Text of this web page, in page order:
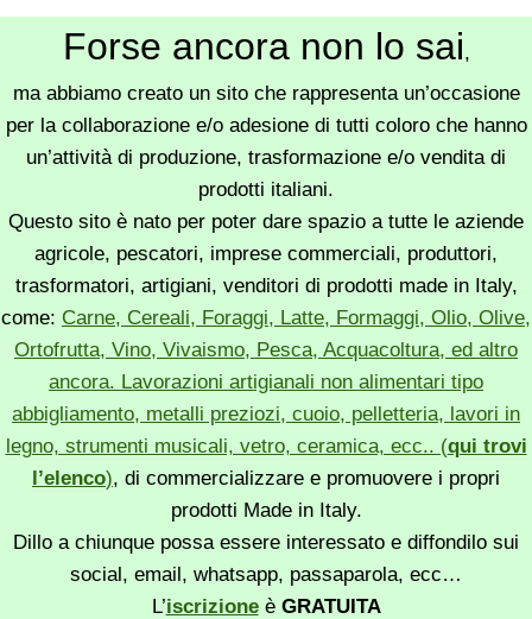
Forse ancora non lo sai,
ma abbiamo creato un sito che rappresenta un’occasione
per la collaborazione e/o adesione di tutti coloro che hanno
un’attività di produzione, trasformazione e/o vendita di
prodotti italiani.
Questo sito è nato per poter dare spazio a tutte le aziende
agricole, pescatori, imprese commerciali, produttori,
trasformatori, artigiani, venditori di prodotti made in Italy,
come: Carne, Cereali, Foraggi, Latte, Formaggi, Olio, Olive,
Ortofrutta, Vino, Vivaismo, Pesca, Acquacoltura, ed altro
ancora. Lavorazioni artigianali non alimentari tipo
abbigliamento, metalli preziozi, cuoio, pelletteria, lavori in
legno, strumenti musicali, vetro, ceramica, ecc.. (qui trovi
l’elenco), di commercializzare e promuovere i propri
prodotti Made in Italy.
Dillo a chiunque possa essere interessato e diffondilo sui
social, email, whatsapp, passaparola, ecc…
L’iscrizioneè GRATUITA